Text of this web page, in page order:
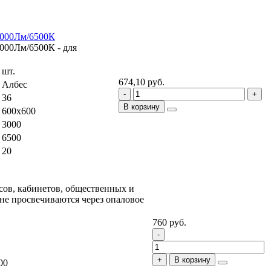
6500К
6500К - для
шт.
Албес
36
600x600
3000
6500
20
674,10 руб.
В корзину
кабинетов, общественных и
просвечиваются через опаловое
760 руб.
В корзину